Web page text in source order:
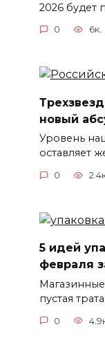
2026 будет
0 6к.
новый
Уровень
оставляет
0
5 идей
февраля
пустая
0